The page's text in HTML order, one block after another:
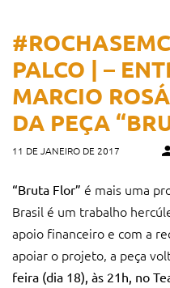
PALCO | –
MARCIO
DA PEÇA
11 DE JANEIRO DE 2017
“Bruta Flor” é mais uma
Brasil é um trabalho
apoio financeiro e com a
apoiar o projeto, a peça
feira (dia 18), às 21h, no